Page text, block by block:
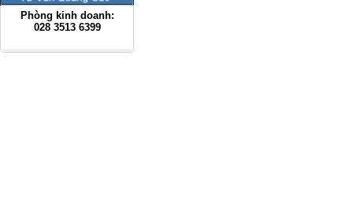
Phòng kinh doanh:
028 3513 6399